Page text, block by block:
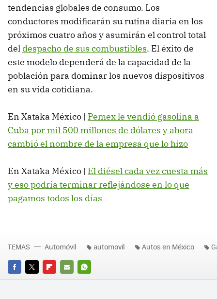
tendencias globales de consumo. Los
conductores modificarán su rutina diaria en los
próximos cuatro años y asumirán el control total
del despacho de sus combustibles. El éxito de
este modelo dependerá de la capacidad de la
población para dominar los nuevos dispositivos
en su vida cotidiana.
En Xataka México | Pemex le vendió gasolina a
Cuba por mil 500 millones de dólares y ahora
cambió el nombre de la empresa que lo hizo
En Xataka México | El diésel cada vez cuesta más
y eso podría terminar reflejándose en lo que
pagamos todos los días
FACEBOOK
TWITTERFLIPBOARD
E-
WHATSAPP
TEMAS Automóvil automovil Autos en México